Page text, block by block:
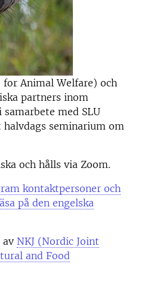
for Animal Welfare) och
partners inom
samarbete med SLU
seminarium om
och hålls via Zoom.
kontaktpersoner och
på den engelska
av NKJ (Nordic Joint
and Food